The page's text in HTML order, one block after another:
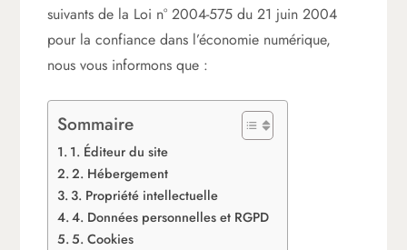
suivants de la Loi n° 2004-575 du 21 juin 2004
pour la confiance dans l’économie numérique,
nous vous informons que :
Sommaire
1. Éditeur du site
2. Hébergement
3. Propriété intellectuelle
4. Données personnelles et RGPD
5. Cookies